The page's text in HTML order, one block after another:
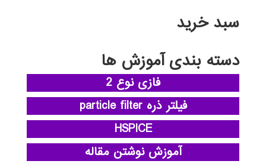
سبد خرید
دسته بندی آموزش ها
فازی نوع 2
فیلتر ذره particle filter
HSPICE
آموزش نوشتن مقاله